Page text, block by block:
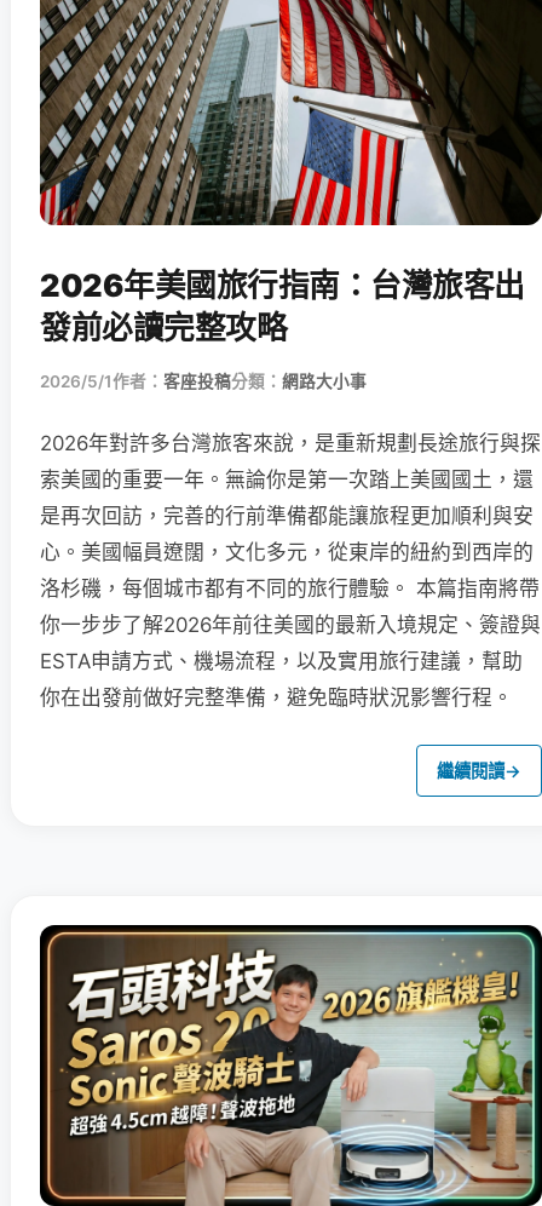
2026年美國旅行指南：台灣旅客出
發前必讀完整攻略
2026/5/1作者： 客座投稿分類： 網路大小事
2026年對許多台灣旅客來說，是重新規劃長途旅行與探
索美國的重要一年。無論你是第一次踏上美國國土，還
是再次回訪，完善的行前準備都能讓旅程更加順利與安
心。美國幅員遼闊，文化多元，從東岸的紐約到西岸的
洛杉磯，每個城市都有不同的旅行體驗。 本篇指南將帶
你一步步了解2026年前往美國的最新入境規定、簽證與
ESTA申請方式、機場流程，以及實用旅行建議，幫助
你在出發前做好完整準備，避免臨時狀況影響行程。
繼續閱讀→